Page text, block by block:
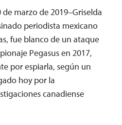
marzo de 2019–Griselda
periodista mexicano
fue blanco de un ataque
Pegasus en 2017,
por espiarla, según un
hoy por la
canadiense